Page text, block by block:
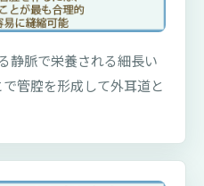
静脈で栄養される細長い
管腔を形成して外耳道と